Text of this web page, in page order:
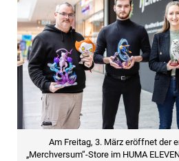
Am Freitag, 3. März eröffnet der
„Merchversum“-Store im HUMA